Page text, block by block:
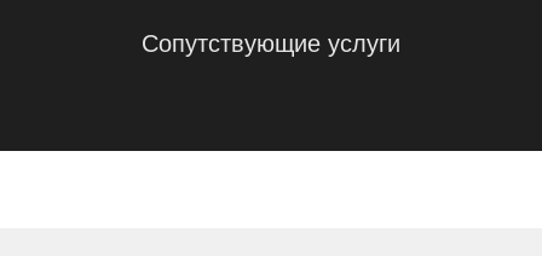
Сопутствующие услуги